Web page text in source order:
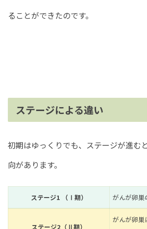
ることができたのです。
ステージによる違い
初期はゆっくりでも、ステージが進む
向があります。
ステージ1 （Ⅰ期） がんが卵巣
ステージ2（Ⅱ期）
がんが卵巣